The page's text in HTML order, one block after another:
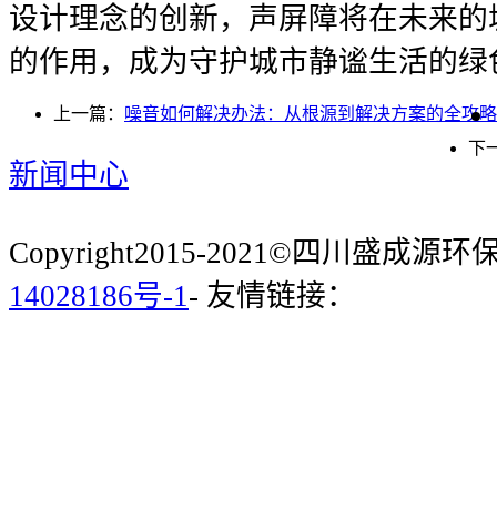
设计理念的创新，声屏障将在未来
的作用，成为守护城市静谧生活的
上一篇：
噪音如何解决办法：从根源到解决方案的全攻略
下
新闻中心
Copyright2015-2021©四川盛成源环
14028186号-1 - 友情链接：